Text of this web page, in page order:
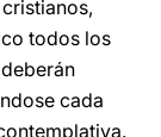
todos los
cada